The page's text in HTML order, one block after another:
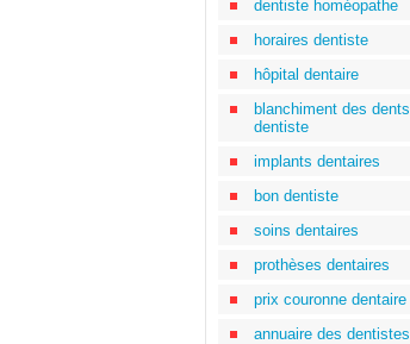
dentiste homéopathe
horaires dentiste
hôpital dentaire
blanchiment des dents
dentiste
implants dentaires
bon dentiste
soins dentaires
prothèses dentaires
prix couronne dentaire
annuaire des dentistes